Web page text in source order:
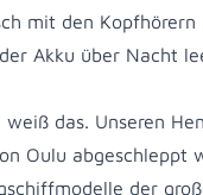
mit den Kopfhörern
Akku über Nacht
das. Unseren
Oulu abgeschleppt
der